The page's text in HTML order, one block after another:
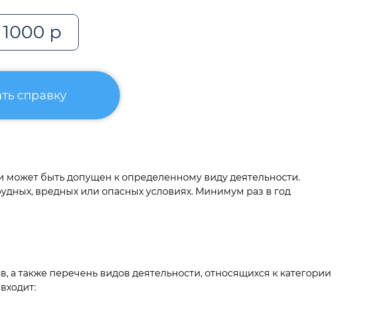
р
справку
может быть допущен к определенному виду деятельности.
вредных или опасных условиях. Минимум раз в год
также перечень видов деятельности, относящихся к категории